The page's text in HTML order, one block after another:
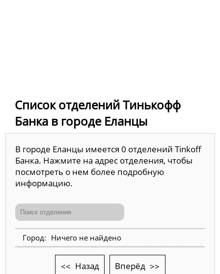
Список отделений Тинькофф
Банка в городе Еланцы
В городе Еланцы имеется 0 отделений Tinkoff
Банка. Нажмите на адрес отделения, чтобы
посмотреть о нем более подробную
информацию.
Ничего не найдено
Назад Вперёд